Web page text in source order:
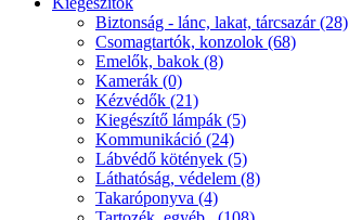
Biztonság - lánc, lakat, tárcsazár (28)
Csomagtartók, konzolok (68)
Emelők, bakok (8)
Kamerák (0)
Kézvédők (21)
Kiegészítő lámpák (5)
Kommunikáció (24)
Lábvédő kötények (5)
Láthatóság, védelem (8)
Takaróponyva (4)